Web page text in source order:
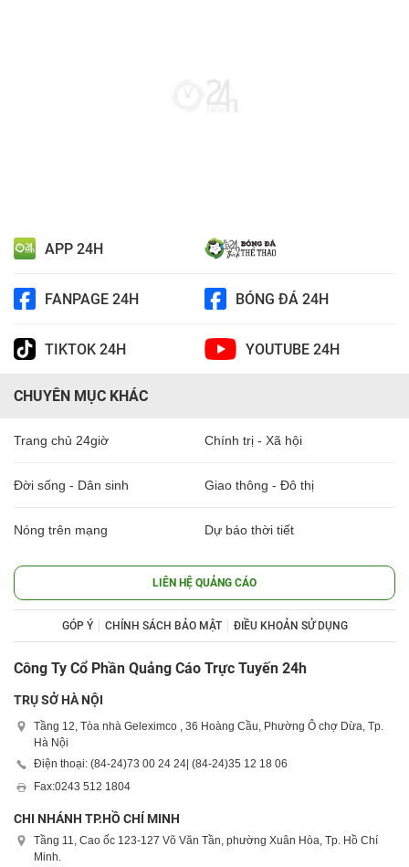
APP 24H
FANPAGE 24H BÓNG ĐÁ 24H
TIKTOK 24H YOUTUBE 24H
CHUYÊN MỤC KHÁC
Trang chủ 24giờ Chính trị - Xã hội
Đời sống - Dân sinh Giao thông - Đô thị
Nóng trên mạng Dự báo thời tiết
LIÊN HỆ QUẢNG CÁO
GÓP Ý CHÍNH SÁCH BẢO MẬT ĐIỀU KHOẢN SỬ DỤNG
Công Ty Cổ Phần Quảng Cáo Trực Tuyến 24h
TRỤ SỞ HÀ NỘI
Tầng 12, Tòa nhà Geleximco , 36 Hoàng Cầu, Phường Ô chợ Dừa, Tp.
Hà Nội
Điện thoại: (84-24)73 00 24 24 | (84-24)35 12 18 06
Fax:0243 512 1804
CHI NHÁNH TP.HỒ CHÍ MINH
Tầng 11, Cao ốc 123-127 Võ Văn Tần, phường Xuân Hòa, Tp. Hồ Chí
Minh.